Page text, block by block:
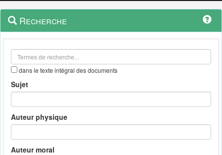
Navigation
outils
Menu
contextuel
Recherche
dans le texte intégral des documents
Sujet
Auteur physique
Auteur moral